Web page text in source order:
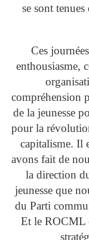
se sont
Ces
enthousiasme,
compréhension
de la jeunesse
pour la
capitalisme. Il
avons fait de
la direction
jeunesse que
du Parti
Et le ROCML